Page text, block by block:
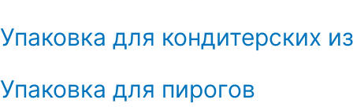
Упаковка для кондитерских
Упаковка для пирогов